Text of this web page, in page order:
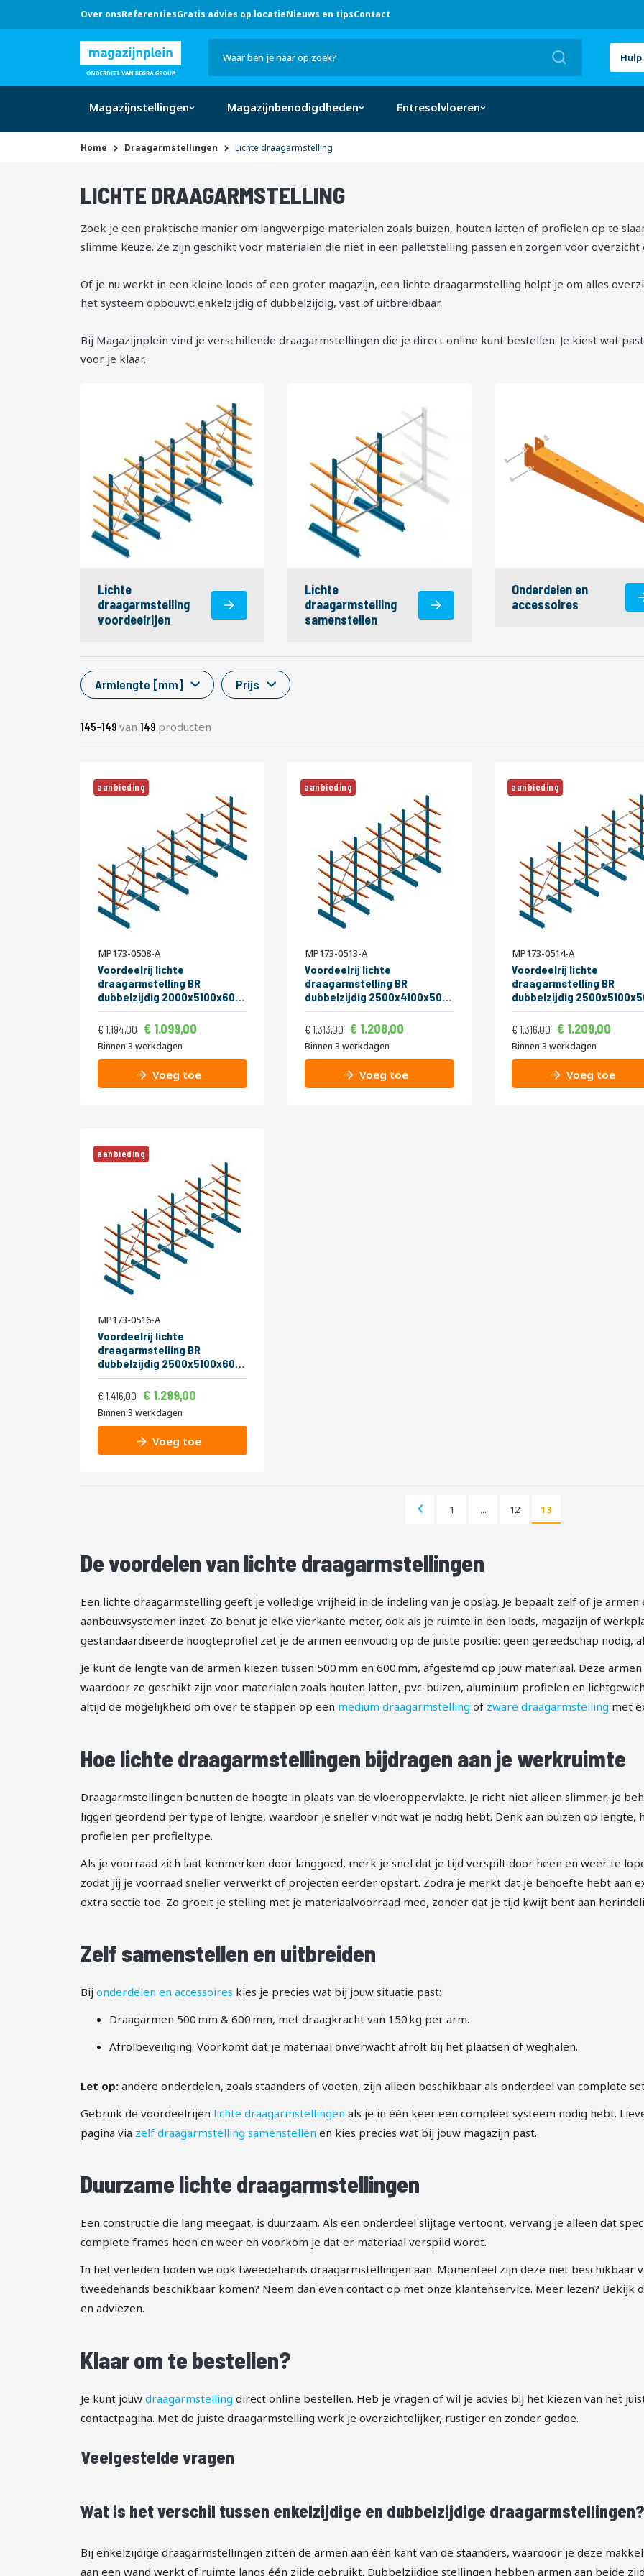
Over onsReferentiesGratis advies op locatieNieuws en tipsContact
Hulp
nodig?
Bel
0546 -
633 707
of klik
hier
Zoek Hulp
Magazijnstellingen Magazijnbenodigdheden Entresolvloeren
Home Draagarmstellingen Lichte draagarmstelling
LICHTE DRAAGARMSTELLING
Zoek je een praktische manier om langwerpige materialen zoals buizen, houten latten of profielen op te
slimme keuze. Ze zijn geschikt voor materialen die niet in een palletstelling passen en zorgen voor
Of je nu werkt in een kleine loods of een groter magazijn, een lichte draagarmstelling helpt je om alles
het systeem opbouwt: enkelzijdig of dubbelzijdig, vast of uitbreidbaar.
Bij Magazijnplein vind je verschillende draagarmstellingen die je direct online kunt bestellen. Je kiest wat
voor je klaar.
Lichte
draagarmstelling
voordeelrijen
Lichte
draagarmstelling
samenstellen
Onderdelen en
accessoires
Armlengte [mm] Prijs
145-149 van 149 producten
aanbieding
MP173-0508-A
Voordeelrij lichte
draagarmstelling BR
dubbelzijdig 2000x5100x600
mm (hxbxd) 3 niveaus
Normale prijs
1.194,00 1.444,74
Vanaf
1.099,00
Binnen 3 werkdagen
Voeg toe
aanbieding
MP173-0513-A
Voordeelrij lichte
draagarmstelling BR
dubbelzijdig 2500x4100x500
mm (hxbxd) 4 niveaus
Normale prijs
1.313,00 1.588,73
Vanaf
1.208,00
Binnen 3 werkdagen
Voeg toe
aanbieding
MP173-0514-A
Voordeelrij lichte
draagarmstelling BR
dubbelzijdig
mm (hxbxd) 4 niveaus
Normale prijs
1.316,00 1.592,36
Vanaf
1.209,00
Binnen 3 werkdagen
Voeg toe
aanbieding
MP173-0516-A
Voordeelrij lichte
draagarmstelling BR
dubbelzijdig 2500x5100x600
mm (hxbxd) 4 niveaus
Normale prijs
1.416,00 1.713,36
Vanaf
1.299,00
Binnen 3 werkdagen
Voeg toe
-
van 149 producten
Pagina
Pagina
Vorige Pagina
1 ... Pagina
12 U lees momenteel
13
De voordelen van lichte draagarmstellingen
Een lichte draagarmstelling geeft je volledige vrijheid in de indeling van je opslag. Je bepaalt zelf of je
aanbouwsystemen inzet. Zo benut je elke vierkante meter, ook als je ruimte in een loods, magazijn of
gestandaardiseerde hoogteprofiel zet je de armen eenvoudig op de juiste positie: geen gereedschap nodig,
Je kunt de lengte van de armen kiezen tussen 500 mm en 600 mm, afgestemd op jouw materiaal. Deze
waardoor ze geschikt zijn voor materialen zoals houten latten, pvc-buizen, aluminium profielen en
altijd de mogelijkheid om over te stappen op een medium draagarmstelling of zware draagarmstelling met
Hoe lichte draagarmstellingen bijdragen aan je werkruimte
Draagarmstellingen benutten de hoogte in plaats van de vloeroppervlakte. Je richt niet alleen slimmer, je
liggen geordend per type of lengte, waardoor je sneller vindt wat je nodig hebt. Denk aan buizen op lengte,
profielen per profieltype.
Als je voorraad zich laat kenmerken door langgoed, merk je snel dat je tijd verspilt door heen en weer te
zodat jij je voorraad sneller verwerkt of projecten eerder opstart. Zodra je merkt dat je behoefte hebt aan
extra sectie toe. Zo groeit je stelling met je materiaalvoorraad mee, zonder dat je tijd kwijt bent aan
Zelf samenstellen en uitbreiden
Bij onderdelen en accessoires kies je precies wat bij jouw situatie past:
Draagarmen 500 mm & 600 mm, met draagkracht van 150 kg per arm.
Afrolbeveiliging. Voorkomt dat je materiaal onverwacht afrolt bij het plaatsen of weghalen.
Let op: andere onderdelen, zoals staanders of voeten, zijn alleen beschikbaar als onderdeel van complete
Gebruik de voordeelrijen lichte draagarmstellingen als je in één keer een compleet systeem nodig hebt.
pagina via zelf draagarmstelling samenstellen en kies precies wat bij jouw magazijn past.
Duurzame lichte draagarmstellingen
Een constructie die lang meegaat, is duurzaam. Als een onderdeel slijtage vertoont, vervang je alleen dat
complete frames heen en weer en voorkom je dat er materiaal verspild wordt.
In het verleden boden we ook tweedehands draagarmstellingen aan. Momenteel zijn deze niet beschikbaar
tweedehands beschikbaar komen? Neem dan even contact op met onze klantenservice. Meer lezen? Bekijk
en adviezen.
Klaar om te bestellen?
Je kunt jouw draagarmstelling direct online bestellen. Heb je vragen of wil je advies bij het kiezen van het
contactpagina. Met de juiste draagarmstelling werk je overzichtelijker, rustiger en zonder gedoe.
Veelgestelde vragen
Wat is het verschil tussen enkelzijdige en dubbelzijdige draagarmstellingen?
Bij enkelzijdige draagarmstellingen zitten de armen aan één kant van de staanders, waardoor je deze
aan een wand werkt of ruimte langs één zijde gebruikt. Dubbelzijdige stellingen hebben armen aan beide